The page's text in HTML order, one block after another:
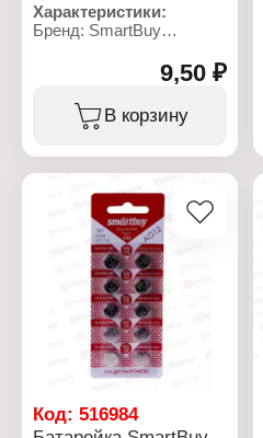
Характеристики:
Бренд: SmartBuy
Серия: BUTTON CELLS
Тип товара: Батарейка
Назначение: для
игрушек, часов и других
Типоразмер: AG0
Химическое свойство:
алкалиновая (щелочная)
Напряжение: 1,5 В
Количество в упаковке:
Размер: 5,8x5,8х2,15 мм
Условия хранения: от -20
до +35 С
Взаимозаместимость:
SR521W, LR521, LR63,
179, 379, V379, 280-59
Упаковка: блистер
160х5х50 мм
9,50 ₽
В корзину
Код: 516984